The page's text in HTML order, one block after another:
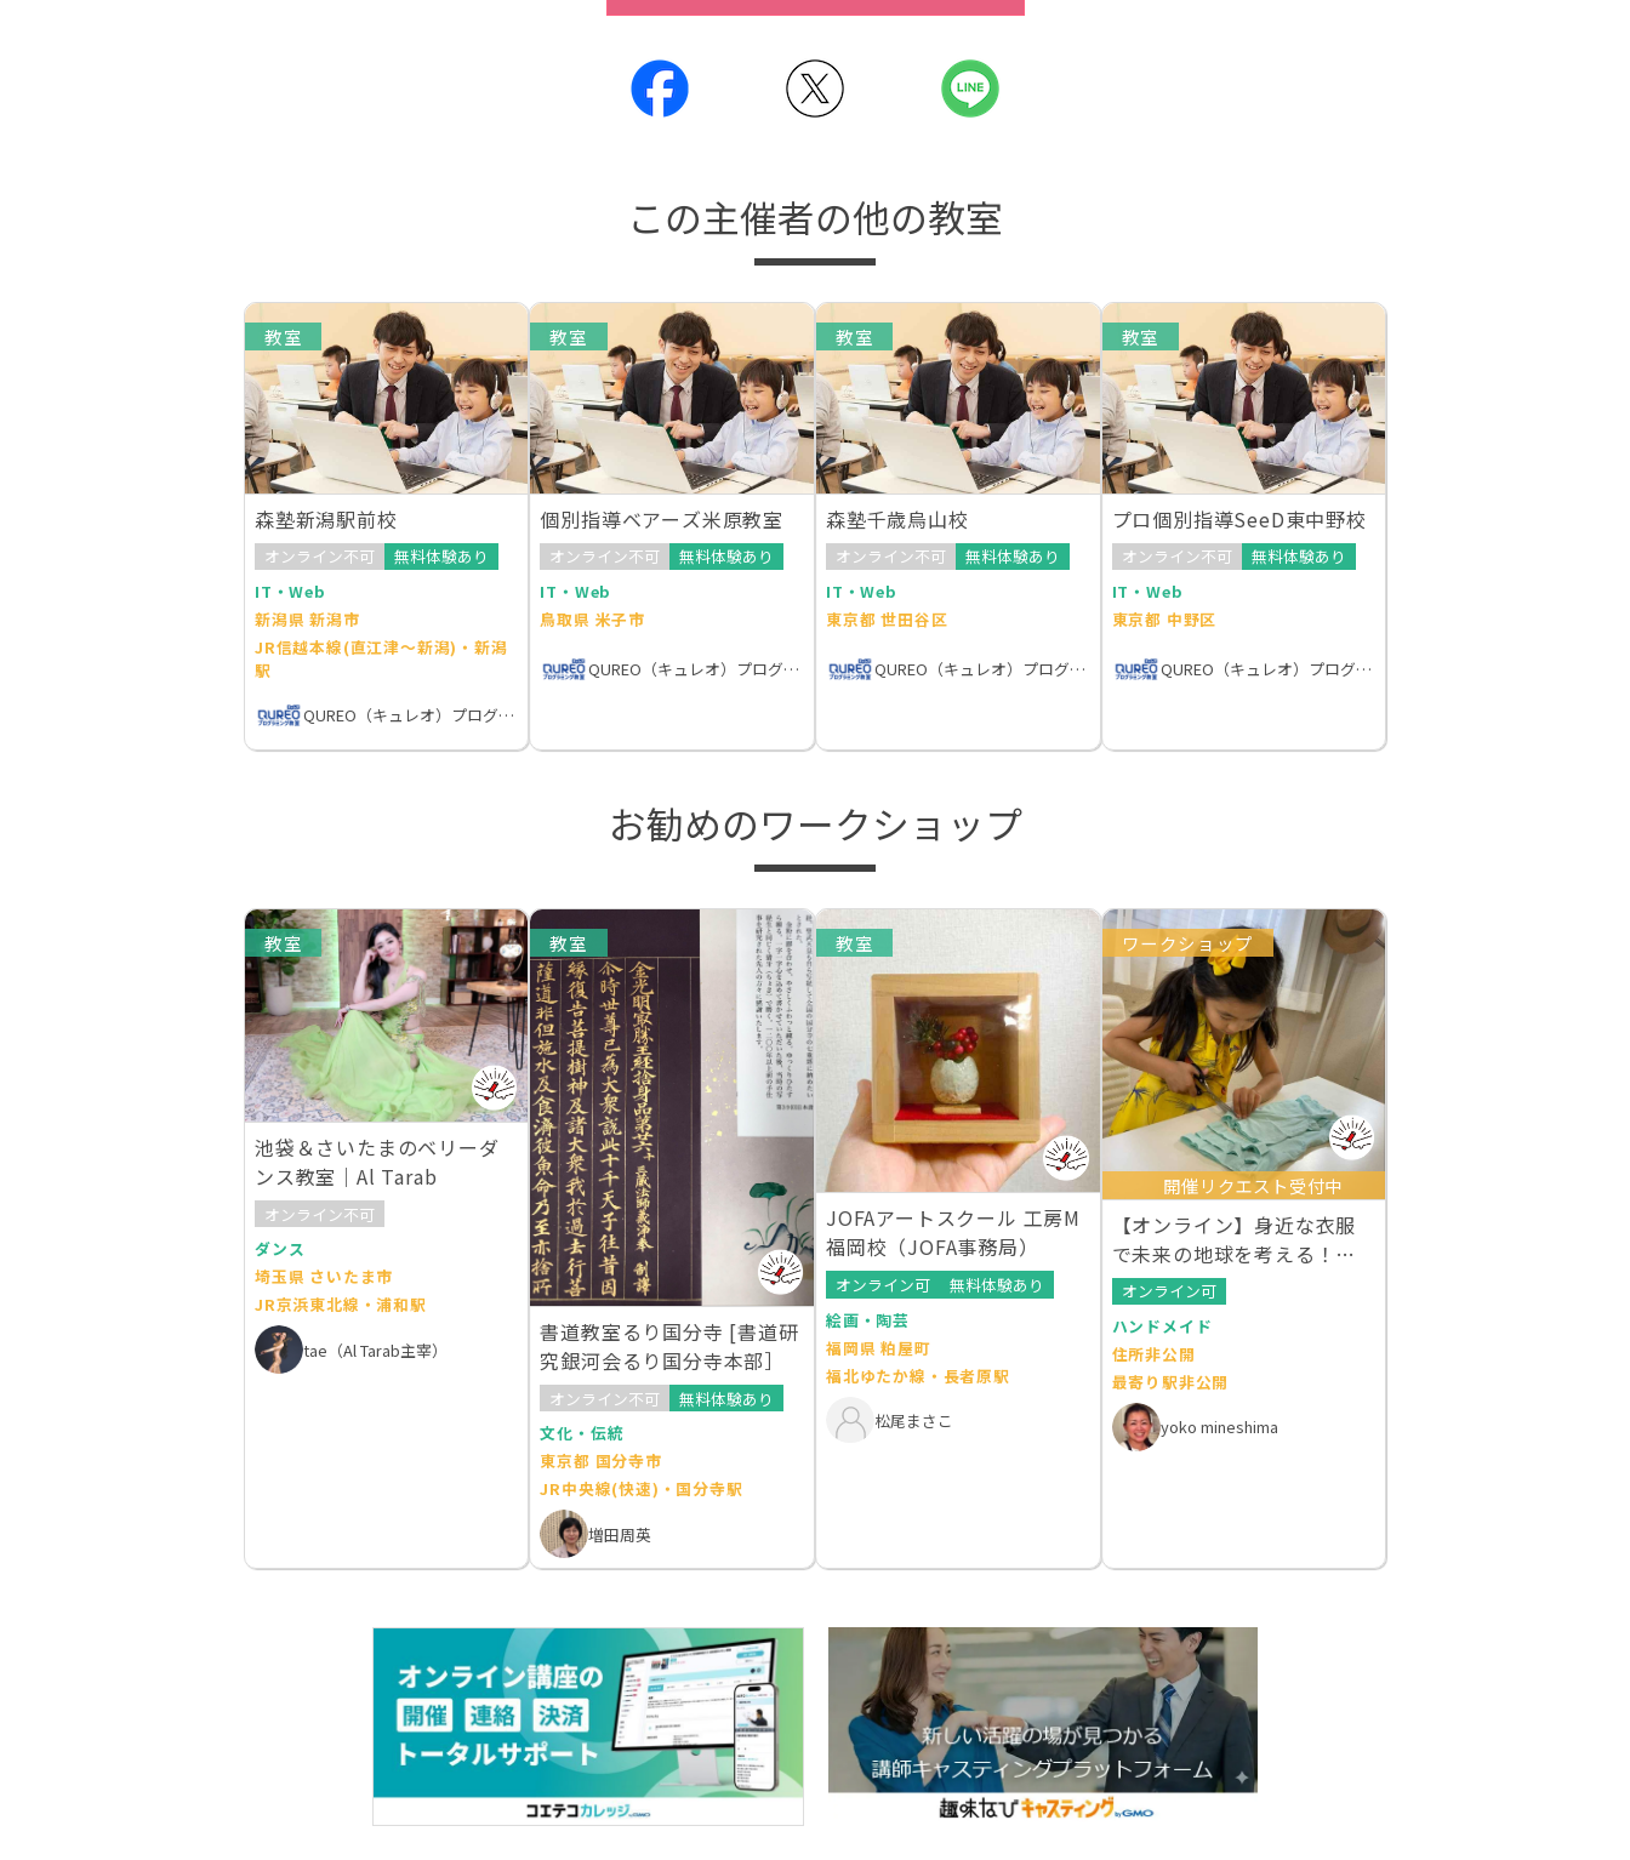
この主催者の他の教室
教室
森塾新潟駅前校
オンライン不可
無料体験あり
IT・Web
新潟県 新潟市
JR信越本線(直江津～新潟)・新潟
駅
QUREO（キュレオ）プログラミング教室
教室
個別指導ベアーズ米原教室
オンライン不可
無料体験あり
IT・Web
鳥取県 米子市
QUREO（キュレオ）プログラミング教室
教室
森塾千歳烏山校
オンライン不可
無料体験あり
IT・Web
東京都 世田谷区
QUREO（キュレオ）プログラミング教室
教室
プロ個別指導SeeD東中野校
オンライン不可
無料体験あり
IT・Web
東京都 中野区
QUREO（キュレオ）プログラミング教室
お勧めのワークショップ
教室
池袋＆さいたまのベリーダ
ンス教室｜Al Tarab
オンライン不可
ダンス
埼玉県 さいたま市
JR京浜東北線・浦和駅
tae（Al Tarab主宰）
教室
書道教室るり国分寺 [書道研
究銀河会るり国分寺本部］
オンライン不可
無料体験あり
文化・伝統
東京都 国分寺市
JR中央線(快速)・国分寺駅
増田周英
教室
JOFAアートスクール 工房M
福岡校（JOFA事務局）
オンライン可
無料体験あり
絵画・陶芸
福岡県 粕屋町
福北ゆたか線・長者原駅
松尾まさこ
ワークショップ
開催リクエスト受付中
【オンライン】身近な衣服
で未来の地球を考える！ク
ルエシカルWS
オンライン可
ハンドメイド
住所非公開
最寄り駅非公開
yoko mineshima